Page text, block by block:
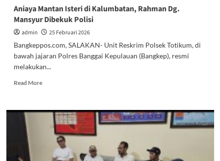
Aniaya Mantan Isteri di Kalumbatan, Rahman Dg.
Mansyur Dibekuk Polisi
admin
25 Februari 2026
Bangkeppos.com, SALAKAN- Unit Reskrim Polsek Totikum, di
bawah jajaran Polres Banggai Kepulauan (Bangkep), resmi
melakukan...
Read MoreRead
Aniaya
Mantan
Isteri
Kalumbatan,
Rahman